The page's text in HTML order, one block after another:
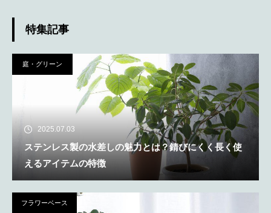
特集記事
庭・グリーン
2025.07.03
ステンレス製の水差しの魅力とは？錆びにくく長く使
えるアイテムの特徴
フラワーベース